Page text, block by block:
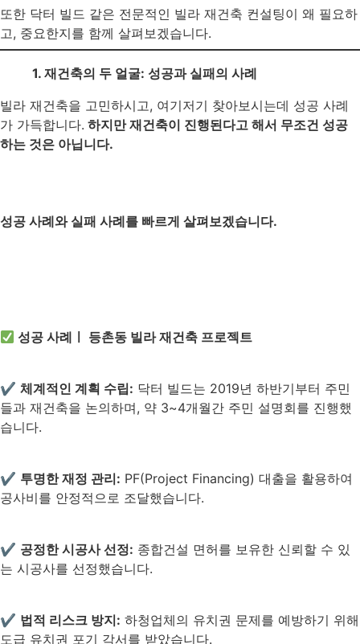
또한 닥터 빌드 같은 전문적인 빌라 재건축 컨설팅이 왜 필요하
고, 중요한지를 함께 살펴보겠습니다.
1. 재건축의 두 얼굴: 성공과 실패의 사례
빌라 재건축을 고민하시고, 여기저기 찾아보시는데 성공 사례
가 가득합니다. 하지만 재건축이 진행된다고 해서 무조건 성공
하는 것은 아닙니다.
성공 사례와 실패 사례를 빠르게 살펴보겠습니다.
성공 사례ㅣ 등촌동 빌라 재건축 프로젝트
✔ 체계적인 계획 수립: 닥터 빌드는 2019년 하반기부터 주민
들과 재건축을 논의하며, 약 3~4개월간 주민 설명회를 진행했
습니다.
✔ 투명한 재정 관리: PF(Project Financing) 대출을 활용하여
공사비를 안정적으로 조달했습니다.
✔ 공정한 시공사 선정: 종합건설 면허를 보유한 신뢰할 수 있
는 시공사를 선정했습니다.
✔ 법적 리스크 방지: 하청업체의 유치권 문제를 예방하기 위해
도급 유치권 포기 각서를 받았습니다.